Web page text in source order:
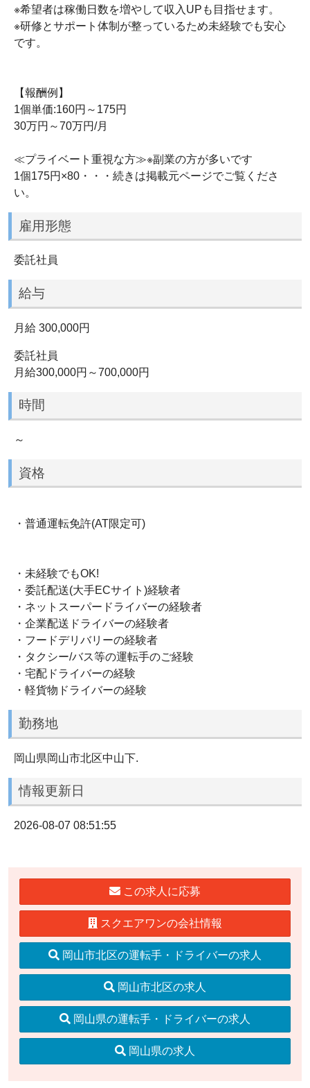
※希望者は稼働日数を増やして収入UPも目指せます。
※研修とサポート体制が整っているため未経験でも安心
です。
【報酬例】
1個単価:160円～175円
30万円～70万円/月
≪プライベート重視な方≫※副業の方が多いです
1個175円×80・・・続きは掲載元ページでご覧くださ
い。
雇用形態
委託社員
給与
月給 300,000円
委託社員
月給300,000円～700,000円
時間
～
資格
・普通運転免許(AT限定可)
・未経験でもOK!
・委託配送(大手ECサイト)経験者
・ネットスーパードライバーの経験者
・企業配送ドライバーの経験者
・フードデリバリーの経験者
・タクシー/バス等の運転手のご経験
・宅配ドライバーの経験
・軽貨物ドライバーの経験
勤務地
岡山県岡山市北区中山下.
情報更新日
2026-08-07 08:51:55
この求人に応募
スクエアワンの会社情報
岡山市北区の運転手・ドライバーの求人
岡山市北区の求人
岡山県の運転手・ドライバーの求人
岡山県の求人